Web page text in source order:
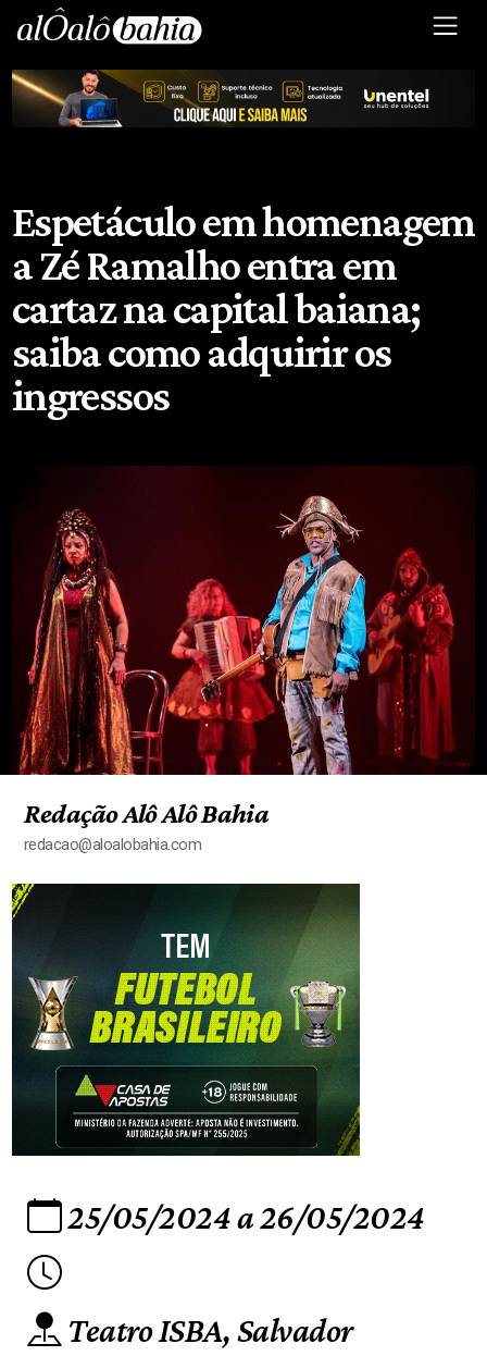
Espetáculo em homenagem
a Zé Ramalho entra em
cartaz na capital baiana;
saiba como adquirir os
ingressos
Redação Alô Alô Bahia
redacao@aloalobahia.com
25/05/2024a 26/05/2024
Teatro ISBA, Salvador